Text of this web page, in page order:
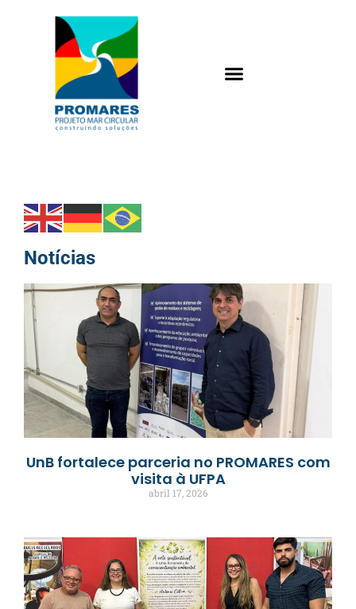
Notícias
UnB fortalece parceria no PROMARES com
visita à UFPA
abril 17, 2026